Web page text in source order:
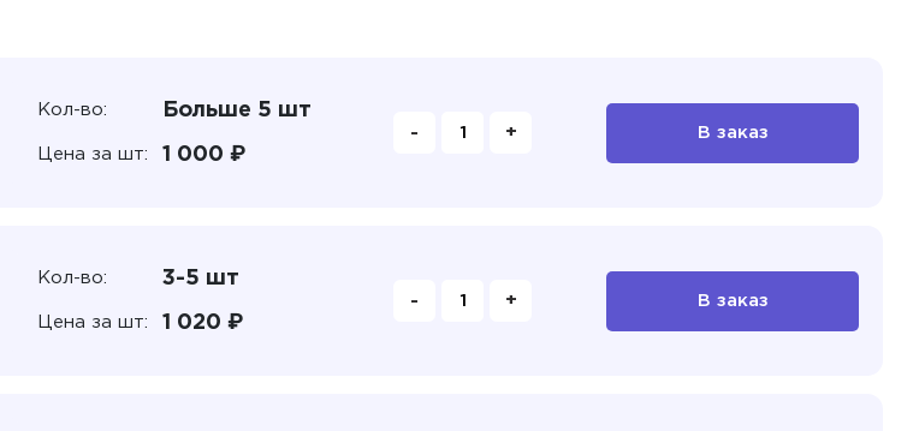
Кол-во: Больше 5 шт
Цена за шт: 1 000 ₽
- + В заказ
Кол-во: 3-5 шт
Цена за шт: 1 020 ₽
- + В заказ